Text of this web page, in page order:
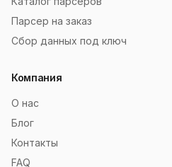
Парсер на заказ
Сбор данных под ключ
Компания
О нас
Блог
Контакты
FAQ